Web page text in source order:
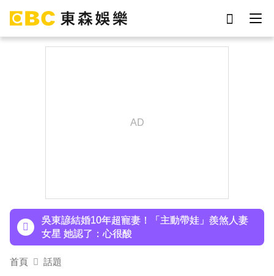
漫告白：迅速奪走我的心
吳東諺結婚10年超寵妻！「主動帶娃」羨煞人妻
女星 她認了：心很酸
八點檔女神美照遭放大腳趾！被酸「暗沉皺褶」本
首頁 話題